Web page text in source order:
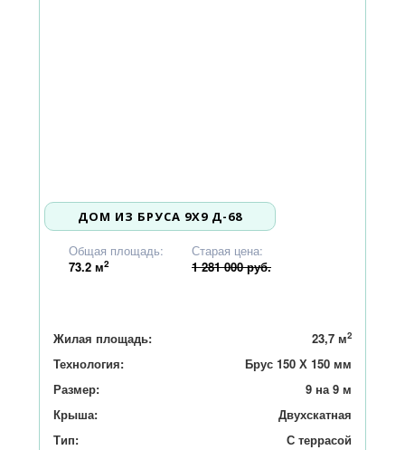
ДОМ ИЗ БРУСА 9Х9 Д-68
Старая цена:
1 281 000 руб.
Общая площадь:
73.2 м2
Жилая площадь: 23,7 м2
Технология:
Брус 150 Х 150 мм
Размер:
9 на 9 м
Крыша:
Двухскатная
Тип:
С террасой